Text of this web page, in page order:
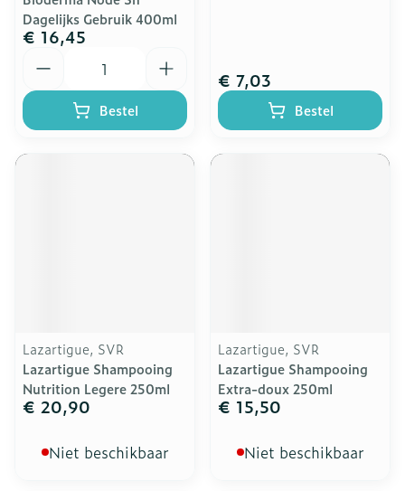
Dagelijks Gebruik 400ml
€ 16,45
Bestel
€ 7,03
Bestel
Lazartigue, SVR
Lazartigue Shampooing
Nutrition Legere 250ml
€ 20,90
Niet beschikbaar
Lazartigue, SVR
Lazartigue Shampooing
Extra-doux 250ml
€ 15,50
Niet beschikbaar